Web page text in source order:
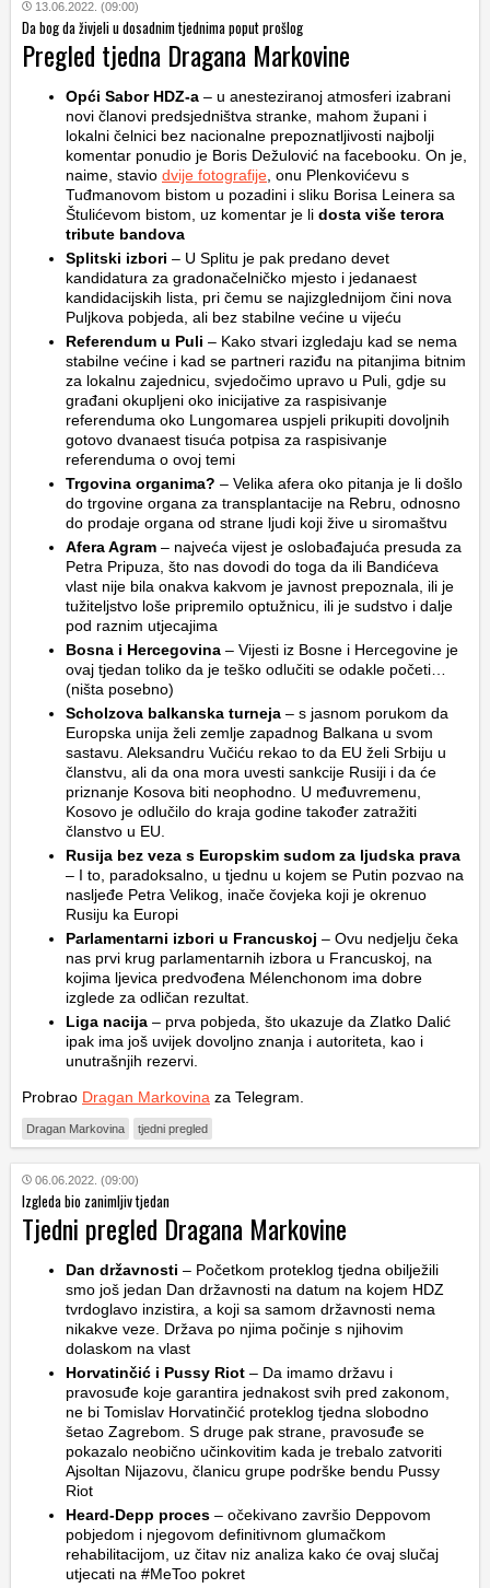
13.06.2022. (09:00)
Da bog da živjeli u dosadnim tjednima poput prošlog
Pregled tjedna Dragana Markovine
Opći Sabor HDZ-a – u anesteziranoj atmosferi izabrani
novi članovi predsjedništva stranke, mahom župani i
lokalni čelnici bez nacionalne prepoznatljivosti najbolji
komentar ponudio je Boris Dežulović na facebooku. On je,
naime, stavio dvije fotografije , onu Plenkovićevu s
Tuđmanovom bistom u pozadini i sliku Borisa Leinera sa
Štulićevom bistom, uz komentar je li dosta više terora
tribute bandova
Splitski izbori – U Splitu je pak predano devet
kandidatura za gradonačelničko mjesto i jedanaest
kandidacijskih lista, pri čemu se najizglednijom čini nova
Puljkova pobjeda, ali bez stabilne većine u vijeću
Referendum u Puli – Kako stvari izgledaju kad se nema
stabilne većine i kad se partneri raziđu na pitanjima bitnim
za lokalnu zajednicu, svjedočimo upravo u Puli, gdje su
građani okupljeni oko inicijative za raspisivanje
referenduma oko Lungomarea uspjeli prikupiti dovoljnih
gotovo dvanaest tisuća potpisa za raspisivanje
referenduma o ovoj temi
Trgovina organima? – Velika afera oko pitanja je li došlo
do trgovine organa za transplantacije na Rebru, odnosno
do prodaje organa od strane ljudi koji žive u siromaštvu
Afera Agram – najveća vijest je oslobađajuća presuda za
Petra Pripuza, što nas dovodi do toga da ili Bandićeva
vlast nije bila onakva kakvom je javnost prepoznala, ili je
tužiteljstvo loše pripremilo optužnicu, ili je sudstvo i dalje
pod raznim utjecajima
Bosna i Hercegovina – Vijesti iz Bosne i Hercegovine je
ovaj tjedan toliko da je teško odlučiti se odakle početi…
(ništa posebno)
Scholzova balkanska turneja – s jasnom porukom da
Europska unija želi zemlje zapadnog Balkana u svom
sastavu. Aleksandru Vučiću rekao to da EU želi Srbiju u
članstvu, ali da ona mora uvesti sankcije Rusiji i da će
priznanje Kosova biti neophodno. U međuvremenu,
Kosovo je odlučilo do kraja godine također zatražiti
članstvo u EU.
Rusija bez veza s Europskim sudom za ljudska prava
– I to, paradoksalno, u tjednu u kojem se Putin pozvao na
nasljeđe Petra Velikog, inače čovjeka koji je okrenuo
Rusiju ka Europi
Parlamentarni izbori u Francuskoj – Ovu nedjelju čeka
nas prvi krug parlamentarnih izbora u Francuskoj, na
kojima ljevica predvođena Mélenchonom ima dobre
izglede za odličan rezultat.
Liga nacija – prva pobjeda, što ukazuje da Zlatko Dalić
ipak ima još uvijek dovoljno znanja i autoriteta, kao i
unutrašnjih rezervi.
Probrao Dragan Markovina za Telegram.
Dragan Markovina tjedni pregled
06.06.2022. (09:00)
Izgleda bio zanimljiv tjedan
Tjedni pregled Dragana Markovine
Dan državnosti – Početkom proteklog tjedna obilježili
smo još jedan Dan državnosti na datum na kojem HDZ
tvrdoglavo inzistira, a koji sa samom državnosti nema
nikakve veze. Država po njima počinje s njihovim
dolaskom na vlast
Horvatinčić i Pussy Riot – Da imamo državu i
pravosuđe koje garantira jednakost svih pred zakonom,
ne bi Tomislav Horvatinčić proteklog tjedna slobodno
šetao Zagrebom. S druge pak strane, pravosuđe se
pokazalo neobično učinkovitim kada je trebalo zatvoriti
Ajsoltan Nijazovu, članicu grupe podrške bendu Pussy
Riot
Heard-Depp proces – očekivano završio Deppovom
pobjedom i njegovom definitivnom glumačkom
rehabilitacijom, uz čitav niz analiza kako će ovaj slučaj
utjecati na #MeToo pokret